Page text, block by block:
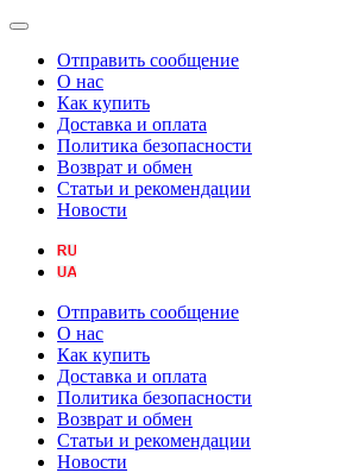
Отправить сообщение
О нас
Как купить
Доставка и оплата
Политика безопасности
Возврат и обмен
Статьи и рекомендации
Новости
Отправить сообщение
О нас
Как купить
Доставка и оплата
Политика безопасности
Возврат и обмен
Статьи и рекомендации
Новости